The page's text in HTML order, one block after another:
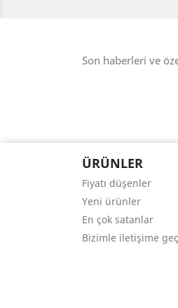
Son haberleri ve
ÜRÜNLER
Fiyatı düşenler
Yeni ürünler
En çok satanlar
Bizimle iletişime